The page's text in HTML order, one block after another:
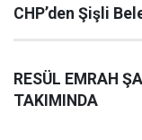
CHP’den Şişli
RESÜL EMRAH
TAKIMINDA